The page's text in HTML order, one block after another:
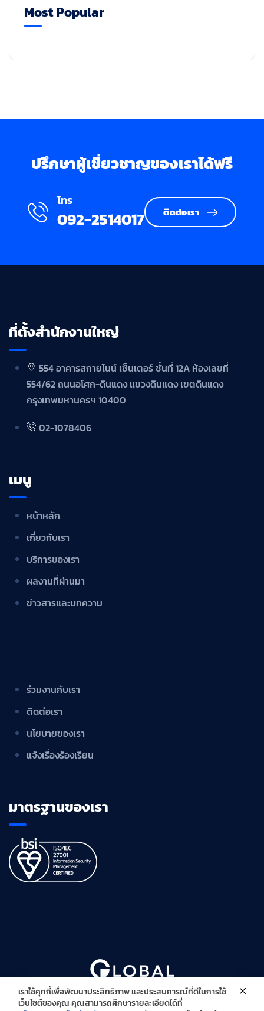
Most Popular
ปรึกษาผู้เชี่ยวชาญของเราได้ฟรี
โทร
092-2514017 ติดต่อเรา
ที่ตั้งสำนักงานใหญ่
554 อาคารสกายไนน์ เซ็นเตอร์ ชั้นที่ 12A ห้องเลขที่
554/62 ถนนอโศก-ดินแดง แขวงดินแดง เขตดินแดง
กรุงเทพมหานครฯ 10400
02-1078406
เมนู
หน้าหลัก
เกี่ยวกับเรา
บริการของเรา
ผลงานที่ผ่านมา
ข่าวสารและบทความ
ร่วมงานกับเรา
ติดต่อเรา
นโยบายของเรา
แจ้งเรื่องร้องเรียน
มาตรฐานของเรา
Copyright © Global Innovative Solutions Co., Ltd. All Right
Reserved
เราใช้คุกกี้เพื่อพัฒนาประสิทธิภาพ และประสบการณ์ที่ดีในการใช้
เว็บไซต์ของคุณ คุณสามารถศึกษารายละเอียดได้ที่